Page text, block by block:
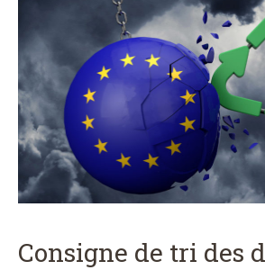
Consigne de tri des